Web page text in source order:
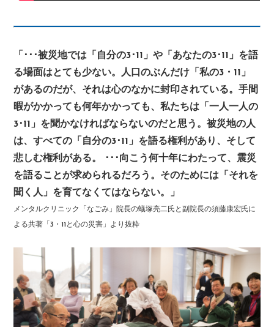
「･･･被災地では「自分の3･11」や「あなたの3･11」を語
る場面はとても少ない。人口のぶんだけ「私の3・11」
があるのだが、それは心のなかに封印されている。手間
暇がかかっても何年かかっても、私たちは「一人一人の
3･11」を聞かなければならないのだと思う。被災地の人
は、すべての「自分の3･11」を語る権利があり、そして
悲しむ権利がある。 ･･･向こう何十年にわたって、震災
を語ることが求められるだろう。そのためには「それを
聞く人」を育てなくてはならない。」
メンタルクリニック「なごみ」院長の蟻塚亮二氏と副院長の須藤康宏氏に
よる共著「3・11と心の災害」より抜粋